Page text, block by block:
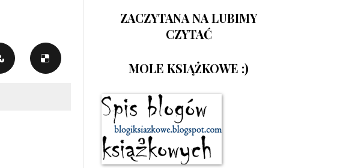
ZACZYTANA NA LUBIMY
CZYTAĆ
MOLE KSIĄŻKOWE :)